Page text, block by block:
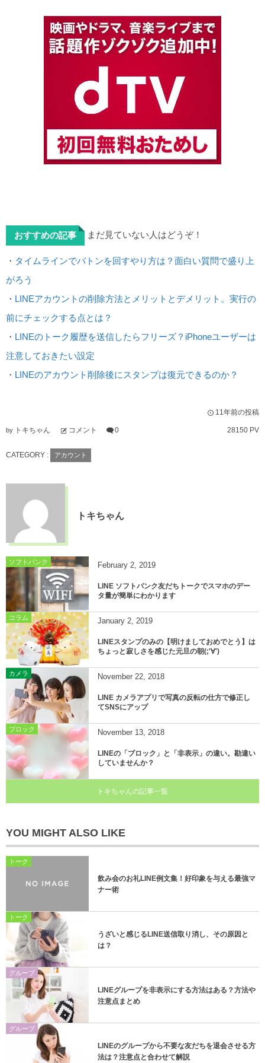
おすすめの記事 まだ見ていない人はどうぞ！
・ タイムラインでバトンを回すやり方は？面白い質問で盛り上
がろう
・ LINEアカウントの削除方法とメリットとデメリット。実行の
前にチェックする点とは？
・ LINEのトーク履歴を送信したらフリーズ？iPhoneユーザーは
注意しておきたい設定
・ LINEのアカウント削除後にスタンプは復元できるのか？
11年前の投稿
by トキちゃん コメント 0 28150 PV
CATEGORY : アカウント
トキちゃん
ソフトバンク February 2, 2019
LINE ソフトバンク友だちトークでスマホのデー
タ量が簡単にわかります
コラム January 2, 2019
LINEスタンプのみの【明けましておめでとう】は
ちょっと寂しさを感じた元旦の朝(;'∀')
カメラ November 22, 2018
LINE カメラアプリで写真の反転の仕方で修正し
てSNSにアップ
ブロック November 13, 2018
LINEの「ブロック」と「非表示」の違い。勘違い
していませんか？
トキちゃんの記事一覧
YOU MIGHT ALSO LIKE
トーク
飲み会のお礼LINE例文集！好印象を与える最強マ
ナー術
トーク
うざいと感じるLINE送信取り消し、その原因と
は？
グループ
LINEグループを非表示にする方法はある？方法や
注意点まとめ
グループ
LINEのグループから不要な友だちを退会させる方
法は？注意点と合わせて解説